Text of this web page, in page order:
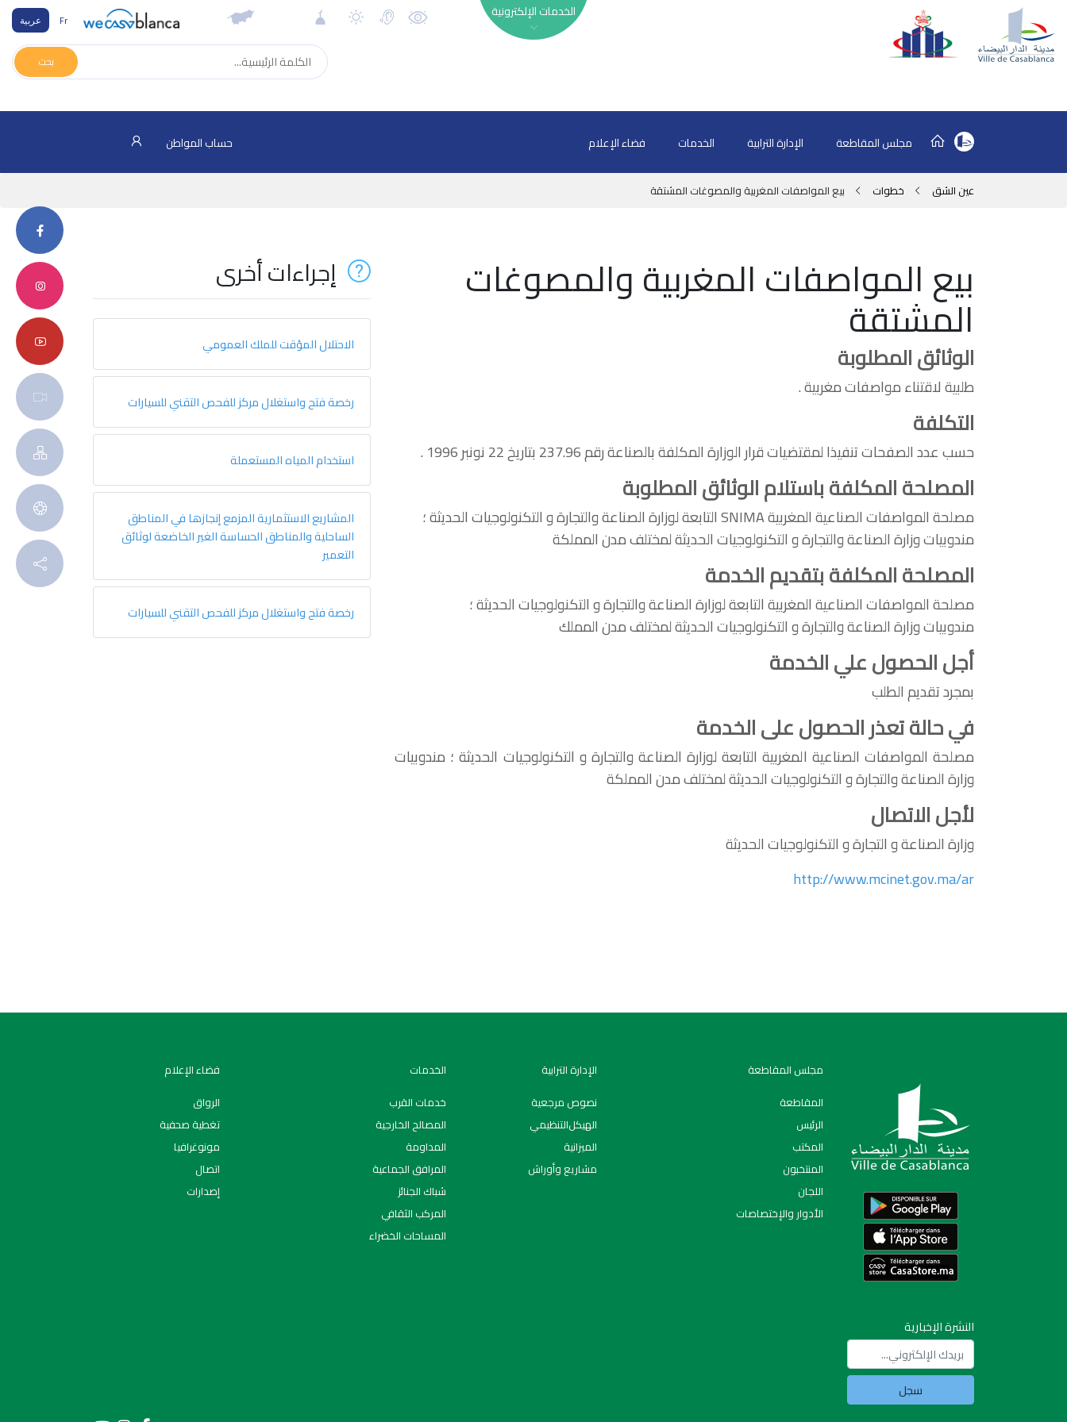
الخدمات الإلكترونية Fr عربية
بحث
مجلس المقاطعة الإدارة الترابية الخدمات فضاء الإعلام حساب المواطن
عين الشق خطوات بيع المواصفات المغربية والمصوغات المشتقة
بيع المواصفات المغربية والمصوغات
المشتقة
الوثائق المطلوبة
طلبية لاقتناء مواصفات مغربية .
التكلفة
حسب عدد الصفحات تنفيذا لمقتضيات قرار الوزارة المكلفة بالصناعة رقم 237.96 بتاريخ 22 نونبر 1996 .
المصلحة المكلفة باستلام الوثائق المطلوبة
مصلحة المواصفات الصناعية المغربية SNIMA التابعة لوزارة الصناعة والتجارة و التكنولوجيات الحديثة ؛
مندوبيات وزارة الصناعة والتجارة و التكنولوجيات الحديثة لمختلف مدن المملكة
المصلحة المكلفة بتقديم الخدمة
مصلحة المواصفات الصناعية المغربية التابعة لوزارة الصناعة والتجارة و التكنولوجيات الحديثة ؛
مندوبيات وزارة الصناعة والتجارة و التكنولوجيات الحديثة لمختلف مدن المملك
أجل الحصول علي الخدمة
بمجرد تقديم الطلب
في حالة تعذر الحصول على الخدمة
مصلحة المواصفات الصناعية المغربية التابعة لوزارة الصناعة والتجارة و التكنولوجيات الحديثة ؛ مندوبيات
وزارة الصناعة والتجارة و التكنولوجيات الحديثة لمختلف مدن المملكة
لأجل الاتصال
وزارة الصناعة و التجارة و التكنولوجيات الحديثة
http://www.mcinet.gov.ma/ar
إجراءات أخرى
الاحتلال المؤقت للملك العمومي
رخصة فتح واستغلال مركز للفحص التقني للسيارات
استخدام المياه المستعملة
المشاريع الاستثمارية المزمع إنجازها في المناطق
الساحلية والمناطق الحساسة الغير الخاضعة لوثائق
التعمير
رخصة فتح واستغلال مركز للفحص التقني للسيارات
النشرة الإخبارية
سجل
مجلس المقاطعة
المقاطعة
الرئيس
المكتب
المنتخبون
اللجان
الأدوار والإختصاصات
الإدارة الترابية
نصوص مرجعية
اﻟﻬﯿﻜﻞاﻟﺘﻨﻈﯿﻤﻲ
الميزانية
مشاريع وأوراش
الخدمات
خدمات القرب
المصالح الخارجية
المداومة
المرافق الجماعية
شباك الجنائز
المركب الثقافي
المساحات الخضراء
فضاء الإعلام
الرواق
تغطية صحفية
مونوغرافيا
اتصال
إصدارات